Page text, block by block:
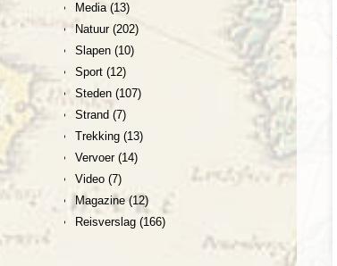
Media (13)
Natuur (202)
Slapen (10)
Sport (12)
Steden (107)
Strand (7)
Trekking (13)
Vervoer (14)
Video (7)
Magazine(12)
Reisverslag (166)